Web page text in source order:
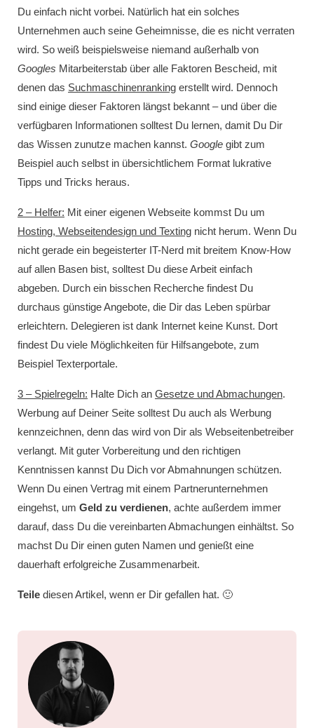
Du einfach nicht vorbei. Natürlich hat ein solches
Unternehmen auch seine Geheimnisse, die es nicht verraten
wird. So weiß beispielsweise niemand außerhalb von
Googles Mitarbeiterstab über alle Faktoren Bescheid, mit
denen das Suchmaschinenranking erstellt wird. Dennoch
sind einige dieser Faktoren längst bekannt – und über die
verfügbaren Informationen solltest Du lernen, damit Du Dir
das Wissen zunutze machen kannst. Google gibt zum
Beispiel auch selbst in übersichtlichem Format lukrative
Tipps und Tricks heraus.
2 – Helfer: Mit einer eigenen Webseite kommst Du um
Hosting, Webseitendesign und Texting nicht herum. Wenn Du
nicht gerade ein begeisterter IT-Nerd mit breitem Know-How
auf allen Basen bist, solltest Du diese Arbeit einfach
abgeben. Durch ein bisschen Recherche findest Du
durchaus günstige Angebote, die Dir das Leben spürbar
erleichtern. Delegieren ist dank Internet keine Kunst. Dort
findest Du viele Möglichkeiten für Hilfsangebote, zum
Beispiel Texterportale.
3 – Spielregeln: Halte Dich an Gesetze und Abmachungen.
Werbung auf Deiner Seite solltest Du auch als Werbung
kennzeichnen, denn das wird von Dir als Webseitenbetreiber
verlangt. Mit guter Vorbereitung und den richtigen
Kenntnissen kannst Du Dich vor Abmahnungen schützen.
Wenn Du einen Vertrag mit einem Partnerunternehmen
eingehst, um Geld zu verdienen, achte außerdem immer
darauf, dass Du die vereinbarten Abmachungen einhältst. So
machst Du Dir einen guten Namen und genießt eine
dauerhaft erfolgreiche Zusammenarbeit.
Teile diesen Artikel, wenn er Dir gefallen hat. 🙂